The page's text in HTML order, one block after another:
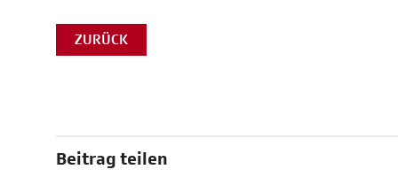
ZURÜCK
Beitrag teilen